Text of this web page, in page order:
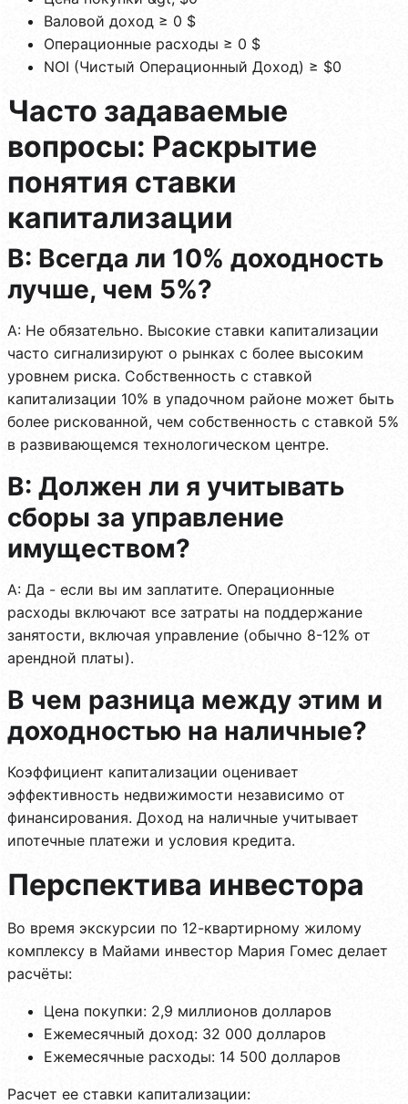
Валовой доход ≥ 0 $
Операционные расходы ≥ 0 $
NOI (Чистый Операционный Доход) ≥ $0
Часто задаваемые
вопросы: Раскрытие
понятия ставки
капитализации
В: Всегда ли 10% доходность
лучше, чем 5%?
A: Не обязательно. Высокие ставки капитализации
часто сигнализируют о рынках с более высоким
уровнем риска. Собственность с ставкой
капитализации 10% в упадочном районе может быть
более рискованной, чем собственность с ставкой 5%
в развивающемся технологическом центре.
В: Должен ли я учитывать
сборы за управление
имуществом?
А: Да - если вы им заплатите. Операционные
расходы включают все затраты на поддержание
занятости, включая управление (обычно 8-12% от
арендной платы).
В чем разница между этим и
доходностью на наличные?
Коэффициент капитализации оценивает
эффективность недвижимости независимо от
финансирования. Доход на наличные учитывает
ипотечные платежи и условия кредита.
Перспектива инвестора
Во время экскурсии по 12-квартирному жилому
комплексу в Майами инвестор Мария Гомес делает
расчёты:
Цена покупки: 2,9 миллионов долларов
Ежемесячный доход: 32 000 долларов
Ежемесячные расходы: 14 500 долларов
Расчет ее ставки капитализации: